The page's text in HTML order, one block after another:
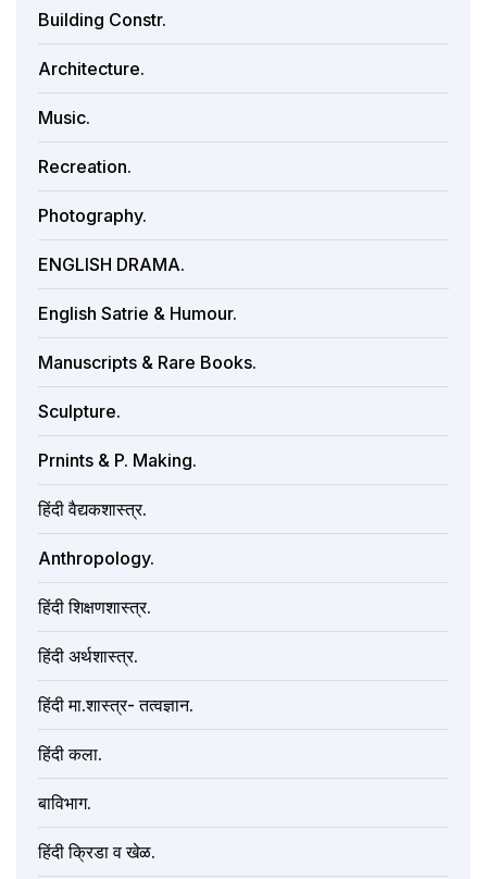
Building Constr.
Architecture.
Music.
Recreation.
Photography.
ENGLISH DRAMA.
English Satrie & Humour.
Manuscripts & Rare Books.
Sculpture.
Prnints & P. Making.
हिंदी वैद्यकशास्त्र.
Anthropology.
हिंदी शिक्षणशास्त्र.
हिंदी अर्थशास्त्र.
हिंदी मा.शास्त्र- तत्वज्ञान.
हिंदी कला.
बाविभाग.
हिंदी क्रिडा व खेळ.